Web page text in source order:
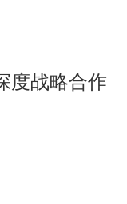
度战略合作